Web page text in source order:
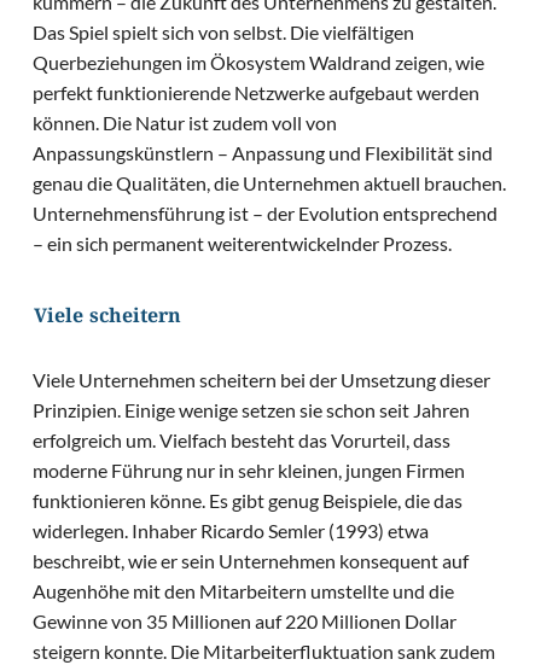
Das Spiel spielt sich von selbst. Die vielfältigen
Querbeziehungen im Ökosystem Waldrand zeigen, wie
perfekt funktionierende Netzwerke aufgebaut werden
können. Die Natur ist zudem voll von
Anpassungskünstlern – Anpassung und Flexibilität sind
genau die Qualitäten, die Unternehmen aktuell brauchen.
Unternehmensführung ist – der Evolution entsprechend
– ein sich permanent weiterentwickelnder Prozess.
Viele scheitern
Viele Unternehmen scheitern bei der Umsetzung dieser
Prinzipien. Einige wenige setzen sie schon seit Jahren
erfolgreich um. Vielfach besteht das Vorurteil, dass
moderne Führung nur in sehr kleinen, jungen Firmen
funktionieren könne. Es gibt genug Beispiele, die das
widerlegen. Inhaber Ricardo Semler (1993) etwa
beschreibt, wie er sein Unternehmen konsequent auf
Augenhöhe mit den Mitarbeitern umstellte und die
Gewinne von 35 Millionen auf 220 Millionen Dollar
steigern konnte. Die Mitarbeiterfluktuation sank zudem